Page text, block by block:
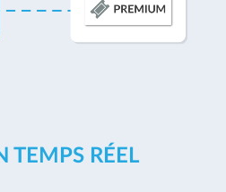
TEMPS RÉEL